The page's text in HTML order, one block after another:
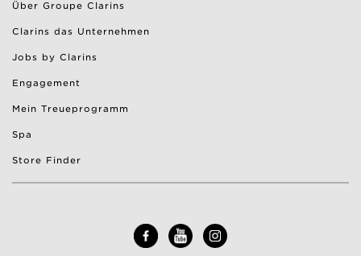
Über Groupe Clarins
Clarins das Unternehmen
Jobs by Clarins
Engagement
Mein Treueprogramm
Spa
Store Finder